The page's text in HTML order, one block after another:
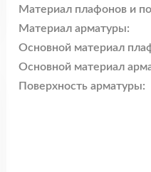
Материал плафонов и
Материал арматуры:
Основной материал
Основной материал
Поверхность арматуры: